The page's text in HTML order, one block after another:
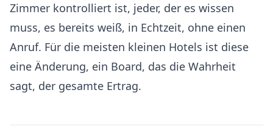
Zimmer kontrolliert ist, jeder, der es wissen
muss, es bereits weiß, in Echtzeit, ohne einen
Anruf. Für die meisten kleinen Hotels ist diese
eine Änderung, ein Board, das die Wahrheit
sagt, der gesamte Ertrag.